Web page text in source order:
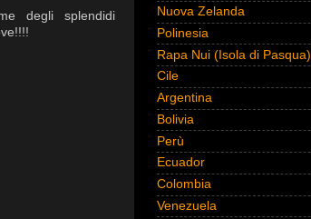
degli splendidi
Nuova Zelanda
Polinesia
Rapa Nui (Isola di Pasqua)
Cile
Argentina
Bolivia
Perù
Ecuador
Colombia
Venezuela